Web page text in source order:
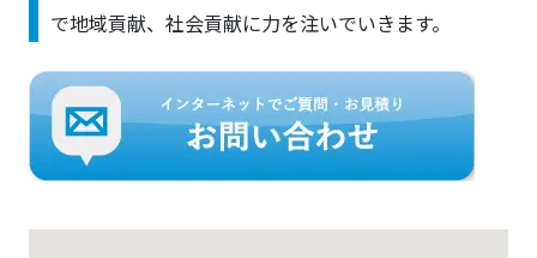
で地域貢献、社会貢献に力を注いでいきます。